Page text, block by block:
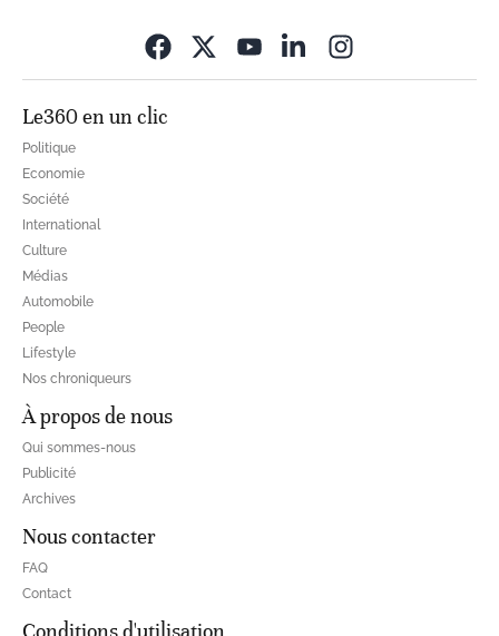
Le360 en un clic
Politique
Economie
Société
International
Culture
Médias
Automobile
People
Lifestyle
Nos chroniqueurs
À propos de nous
Qui sommes-nous
Publicité
Archives
Nous contacter
FAQ
Contact